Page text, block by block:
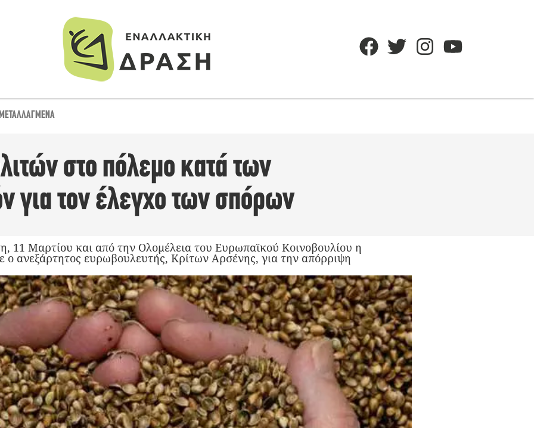
στο πόλεμο κατά των
για τον έλεγχο των σπόρων
11 Μαρτίου και από την Ολομέλεια του Ευρωπαϊκού Κοινοβουλίου η
ο ανεξάρτητος ευρωβουλευτής, Κρίτων Αρσένης, για την απόρριψη